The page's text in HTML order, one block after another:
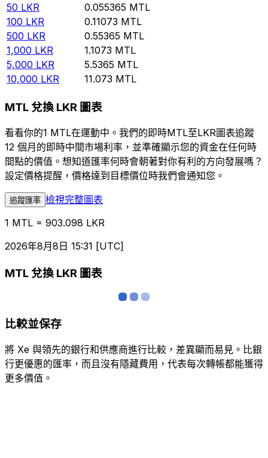
50 LKR 0.055365 MTL
100 LKR 0.11073 MTL
500 LKR 0.55365 MTL
1,000 LKR 1.1073 MTL
5,000 LKR 5.5365 MTL
10,000 LKR 11.073 MTL
MTL 兌換 LKR 圖表
看看你的1 MTL在運動中。我們的即時MTL至LKR圖表追蹤
12 個月的即時中間市場利率，並準確顯示您的資金在任何時
間點的價值。想知道匯率何時會朝著對你有利的方向發展嗎？
設定價格提醒，價格達到目標價位時我們會通知您。
追蹤匯率 檢視完整圖表
1 MTL = 903.098 LKR
2026年8月8日 15:31 [UTC]
MTL 兌換 LKR 圖表
比較並保存
將 Xe 與領先的銀行和供應商進行比較，差異顯而易見。比銀
行更優惠的匯率，而且沒有隱藏費用，代表每次轉帳都能獲得
更多價值。